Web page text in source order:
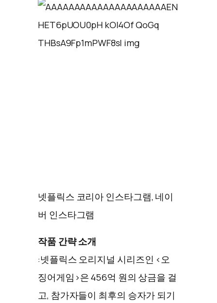
넷플릭스 코리아 인스타그램, 네이
버 인스타그램
작품 간략 소개
:넷플릭스 오리지널 시리즈인 <오
징어게임>은 456억 원의 상금을 걸
고, 참가자들이 최후의 승자가 되기